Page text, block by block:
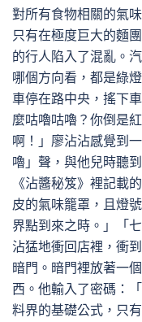
對所有食物相關的氣
只有在極度巨大的麵
的行人陷入了混亂。
哪個方向看，都是綠
車停在路中央，搖下
麼咕嚕咕嚕？你倒是
啊！」廖沾沾感覺到
嚕」聲，與他兒時聽
《沾醬秘笈》裡記載
皮的氣味籠罩，且燈
界點到來之時。」「
沾猛地衝回店裡，衝
暗門。暗門裡放著一
西。他輸入了密碼：
料界的基礎公式，只